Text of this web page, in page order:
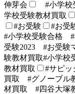
伸芽会
#小学校
学校受験教材買取
#お受験
#お
#小学校受験合格
受験2023 #お受験
験教材買取#小学校
教材買取
#サピ
買取 #グノーブル
材買取 #四谷大塚